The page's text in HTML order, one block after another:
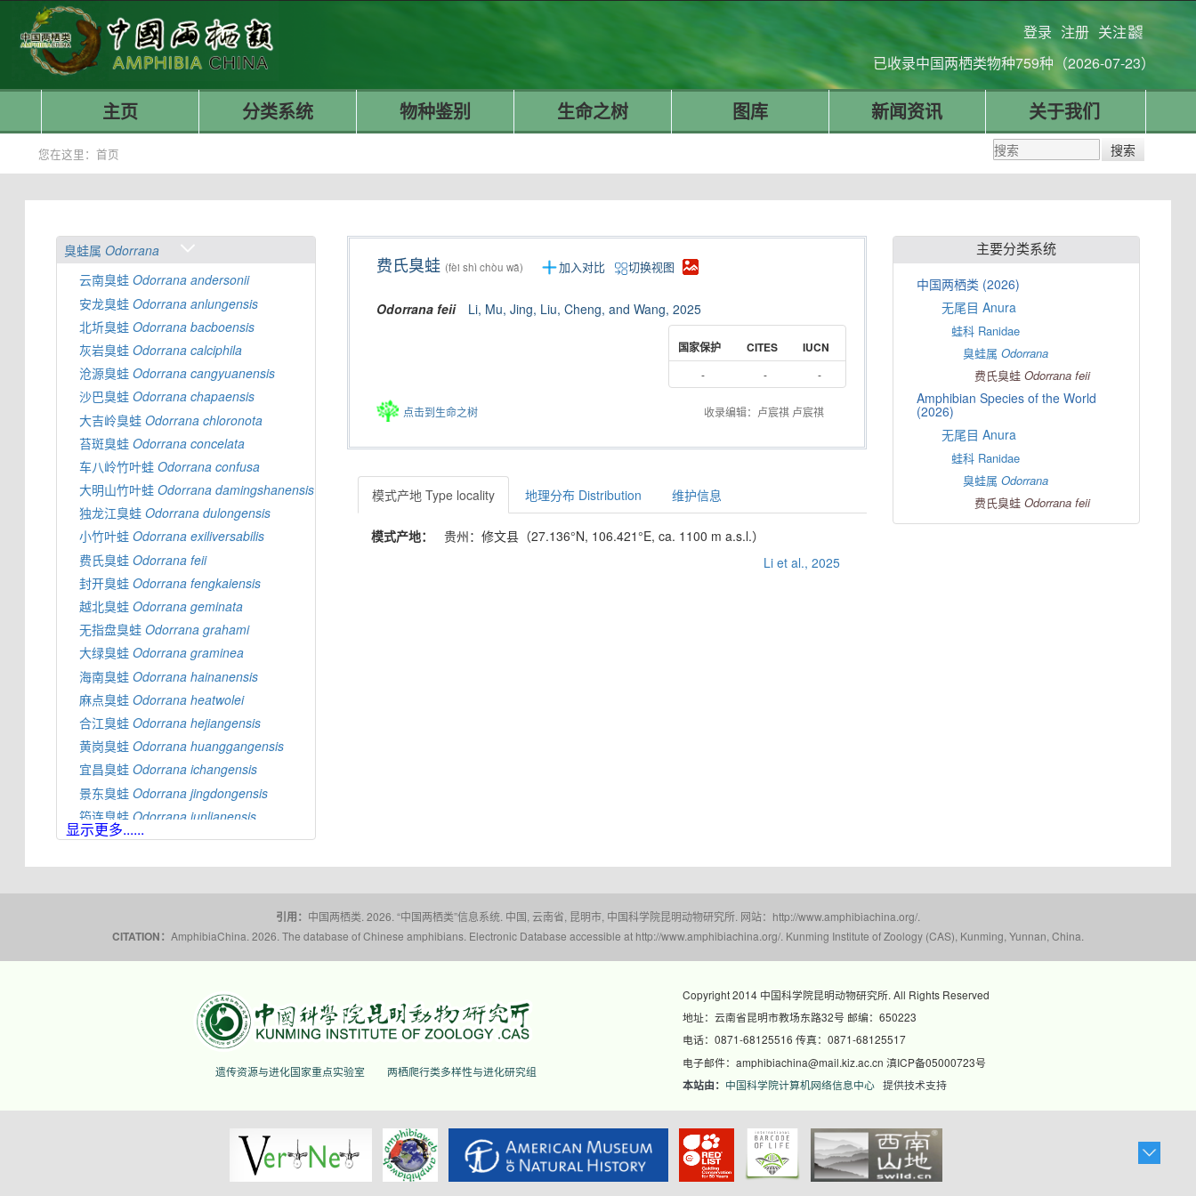
登录 注册 关注
已收录中国两栖类物种759种（2026-07-23）
主页 分类系统 物种鉴别 生命之树 图库 新闻资讯 关于我们
您在这里：首页
臭蛙属Odorrana
云南臭蛙Odorrana andersonii
安龙臭蛙Odorrana anlungensis
北圻臭蛙Odorrana bacboensis
灰岩臭蛙Odorrana calciphila
沧源臭蛙Odorrana cangyuanensis
沙巴臭蛙Odorrana chapaensis
大吉岭臭蛙Odorrana chloronota
苔斑臭蛙Odorrana concelata
车八岭竹叶蛙Odorrana confusa
大明山竹叶蛙Odorrana damingshanensis
独龙江臭蛙Odorrana dulongensis
小竹叶蛙Odorrana exiliversabilis
费氏臭蛙Odorrana feii
封开臭蛙Odorrana fengkaiensis
越北臭蛙Odorrana geminata
无指盘臭蛙Odorrana grahami
大绿臭蛙Odorrana graminea
海南臭蛙Odorrana hainanensis
麻点臭蛙Odorrana heatwolei
合江臭蛙Odorrana hejiangensis
黄岗臭蛙Odorrana huanggangensis
宜昌臭蛙Odorrana ichangensis
景东臭蛙Odorrana jingdongensis
筠连臭蛙Odorrana junlianensis
光雾臭蛙Odorrana kuangwuensis
贵州臭蛙Odorrana kweichowensis
荔波臭蛙Odorrana liboensis
macrotympana
margaretae
nanjiangensis
nasica
schmackeri
sudianensis
显示更多......
费氏臭蛙 (fèi shì chòu wā) 加入对比 切换视图
Odorrana feii Li, Mu, Jing, Liu, Cheng, and Wang, 2025
国家保护 CITES IUCN
- - -
点击到生命之树 收录编辑：卢宸祺 卢宸祺
模式产地 Type locality 地理分布 Distribution 维护信息
模式产地：
贵州：修文县（27.136°N, 106.421°E, ca. 1100 m a.s.l.）
Li et al., 2025
主要分类系统
中国两栖类 (2026)
无尾目 Anura
蛙科 Ranidae
臭蛙属Odorrana
费氏臭蛙Odorrana feii
Amphibian Species of the World
(2026)
无尾目 Anura
蛙科 Ranidae
臭蛙属Odorrana
费氏臭蛙Odorrana feii
引用： 中国两栖类. 2026. “中国两栖类”信息系统. 中国, 云南省, 昆明市, 中国科学院昆明动物研究所. 网站：http://www.amphibiachina.org/.
CITATION： AmphibiaChina. 2026. The database of Chinese amphibians. Electronic Database accessible at http://www.amphibiachina.org/. Kunming Institute of Zoology (CAS), Kunming, Yunnan, China.
遗传资源与进化国家重点实验室 两栖爬行类多样性与进化研究组
Copyright 2014 中国科学院昆明动物研究所. All Rights Reserved
地址：云南省昆明市教场东路32号 邮编：650223
电话：0871-68125516 传真：0871-68125517
电子邮件：amphibiachina@mail.kiz.ac.cn 滇ICP备05000723号
本站由： 中国科学院计算机网络信息中心提供技术支持